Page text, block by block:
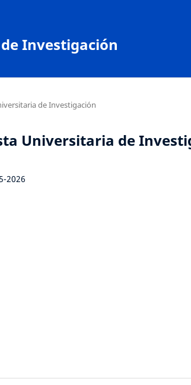
Investigación
de Investigación
Universitaria de
2026